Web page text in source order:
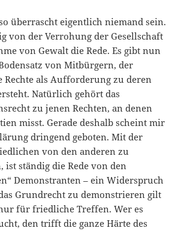
überrascht eigentlich niemand sein.
von der Verrohung der Gesellschaft
von Gewalt die Rede. Es gibt nun
von Mitbürgern, der
Rechte als Aufforderung zu deren
Natürlich gehört das
zu jenen Rechten, an denen
misst. Gerade deshalb scheint mir
dringend geboten. Mit der
von den anderen zu
ist ständig die Rede von den
Demonstranten – ein Widerspruch
Grundrecht zu demonstrieren gilt
für friedliche Treffen. Wer es
den trifft die ganze Härte des